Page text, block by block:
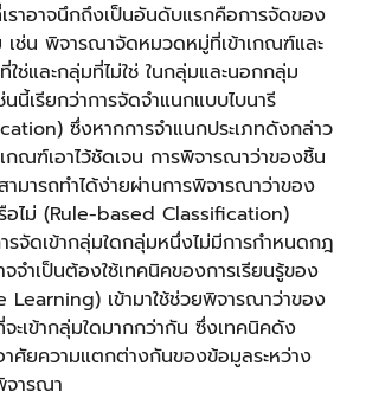
ราอาจนึกถึงเป็นอันดับแรกคือการจัดของ
ช่น พิจารณาจัดหมวดหมู่ที่เข้าเกณฑ์และ
ใช่และกลุ่มที่ไม่ใช่ ในกลุ่มและนอกกลุ่ม
นี้เรียกว่าการจัดจำแนกแบบไบนารี
ซึ่งหากการจำแนกประเภทดังกล่าว
ณฑ์เอาไว้ชัดเจน การพิจารณาว่าของชิ้น
ามารถทำได้ง่ายผ่านการพิจารณาว่าของ
อไม่ (Rule-based Classification)
รจัดเข้ากลุ่มใดกลุ่มหนึ่งไม่มีการกำหนดกฎ
จำเป็นต้องใช้เทคนิคของการเรียนรู้ของ
Learning) เข้ามาใช้ช่วยพิจารณาว่าของ
ะเข้ากลุ่มใดมากกว่ากัน ซึ่งเทคนิคดัง
ศัยความแตกต่างกันของข้อมูลระหว่าง
ารณา